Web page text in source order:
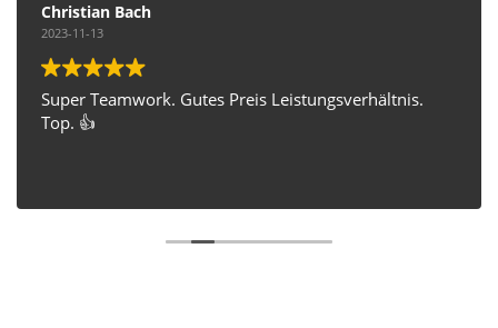
Christian Bach
2023-11-13
Super Teamwork. Gutes Preis Leistungsverhältnis.
Top. 👍